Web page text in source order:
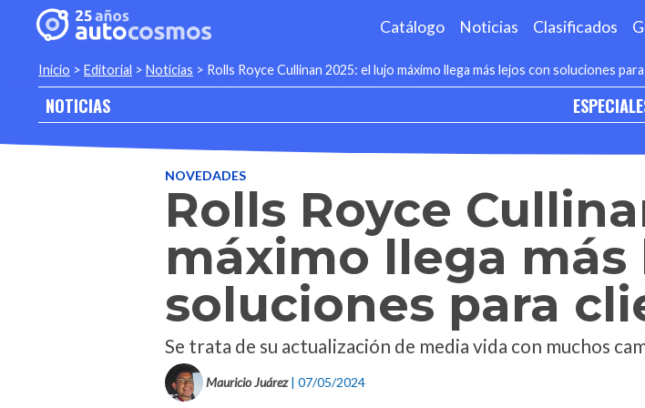
Catálogo Noticias Clasificados
Inicio > Editorial > Noticias > Rolls Royce Cullinan 2025: el lujo máximo llega más lejos con soluciones
NOTICIAS
NOVEDADES
Rolls Royce
máximo llega más
soluciones para
Se trata de su actualización de media vida con muchos
Mauricio Juárez | 07/05/2024